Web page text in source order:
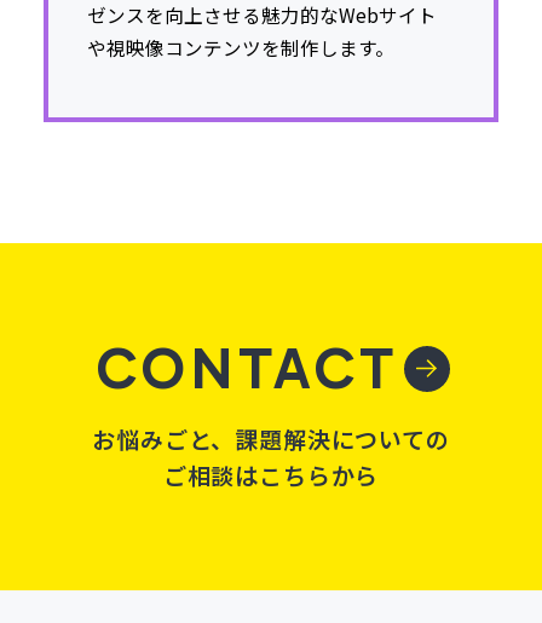
ゼンスを向上させる魅力的なWebサイト
や視映像コンテンツを制作します。
CONTACT
お悩みごと、課題解決についての
ご相談はこちらから